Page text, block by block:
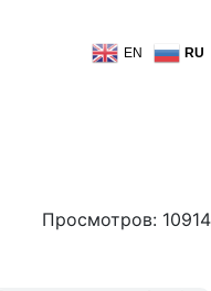
EN RU
Просмотров: 10914